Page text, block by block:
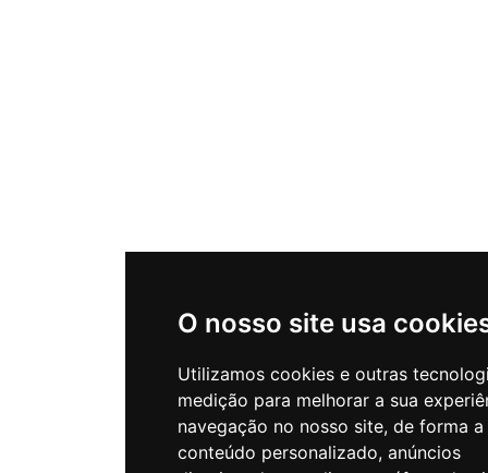
O nosso site usa
Utilizamos cookies e outras
medição para melhorar a sua
navegação no nosso site, de forma
conteúdo personalizado, anúncios